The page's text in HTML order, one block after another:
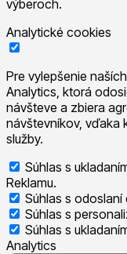
výberoch.
Analytické cookies
Pre vylepšenie
Analytics, ktorá
návšteve a zbiera
návštevníkov, vďaka
služby.
Súhlas s
Reklamu.
Súhlas s
Súhlas s
Súhlas s
Analytics